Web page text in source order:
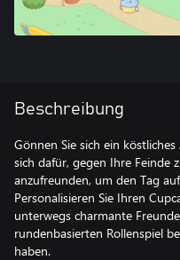
Beschreibung
Gönnen Sie sich ein
sich dafür, gegen Ihre Feinde
anzufreunden, um den Tag
Personalisieren Sie Ihren
unterwegs charmante
rundenbasierten Rollenspiel
haben.